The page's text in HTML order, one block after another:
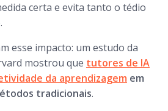
certa e evita tanto o tédio
esse impacto: um estudo da
mostrou que tutores de IA
da aprendizagem em
tradicionais.